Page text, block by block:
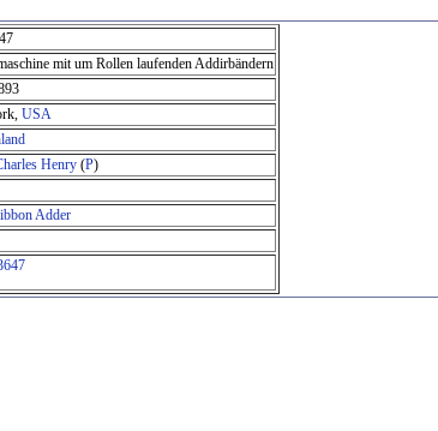
mit um Rollen laufenden Addirbändern
USA
Henry (P)
Adder